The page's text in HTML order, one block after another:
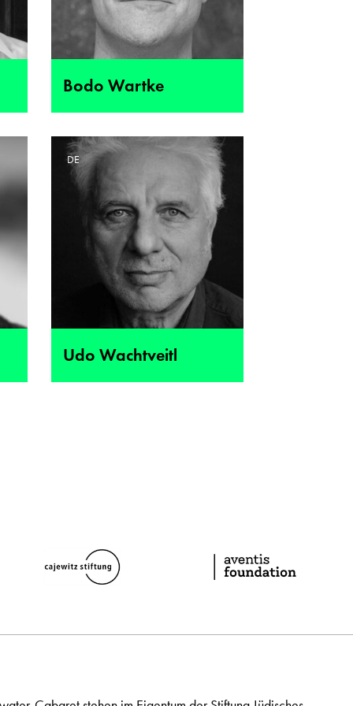
Bodo Wartke
Udo Wachtveitl
DE